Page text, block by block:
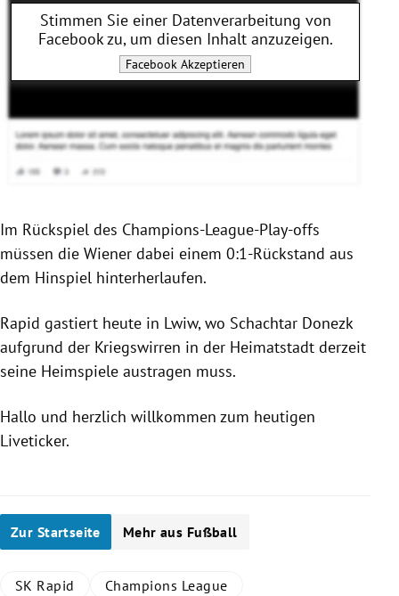
Stimmen Sie einer Datenverarbeitung von
Facebookzu, um diesen Inhalt anzuzeigen.
Facebook Akzeptieren
Im Rückspiel des Champions-League-Play-offs
müssen die Wiener dabei einem 0:1-Rückstand aus
dem Hinspiel hinterherlaufen.
Rapid gastiert heute in Lwiw, wo Schachtar Donezk
aufgrund der Kriegswirren in der Heimatstadt derzeit
seine Heimspiele austragen muss.
Hallo und herzlich willkommen zum heutigen
Liveticker.
Zur Startseite Mehr aus Fußball
SK Rapid Champions League